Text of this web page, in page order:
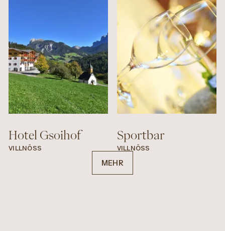
Hotel Gsoihof
VILLNÖSS
Sportbar
VILLNÖSS
INFO
MEHR